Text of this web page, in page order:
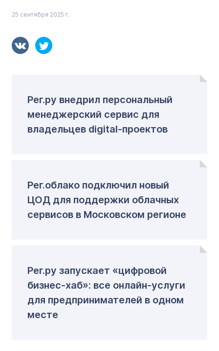
25 сентября 2025 г.
Рег.ру внедрил персональный
менеджерский сервис для
владельцев digital-проектов
Рег.облако подключил новый
ЦОД для поддержки облачных
сервисов в Московском регионе
Рег.ру запускает «цифровой
бизнес-хаб»: все онлайн-услуги
для предпринимателей в одном
месте